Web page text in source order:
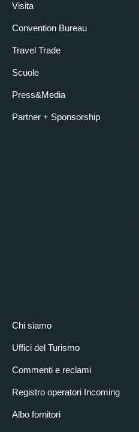
Visita
Convention Bureau
Travel Trade
Scuole
Press&Media
Partner + Sponsorship
Chi siamo
Uffici del Turismo
Commenti e reclami
Registro operatori Incoming
Albo fornitori